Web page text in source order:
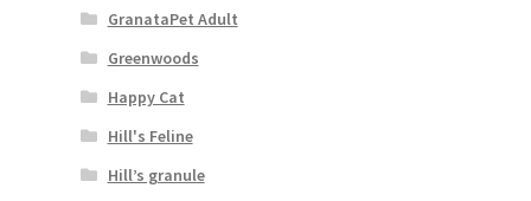
GranataPet Adult
Greenwoods
Happy Cat
Hill's Feline
Hill’s granule